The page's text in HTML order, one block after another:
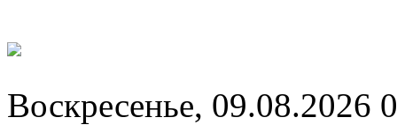
Воскресенье, 09.08.2026